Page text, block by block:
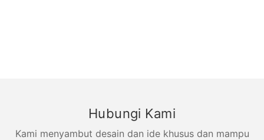
Hubungi Kami
Kami menyambut desain dan ide khusus dan mampu